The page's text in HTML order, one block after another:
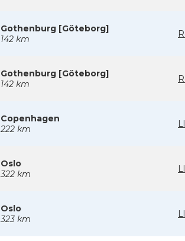
Gothenburg [Göteborg]
142 km
Gothenburg [Göteborg]
142 km
Copenhagen
222 km
Oslo
322 km
Oslo
323 km